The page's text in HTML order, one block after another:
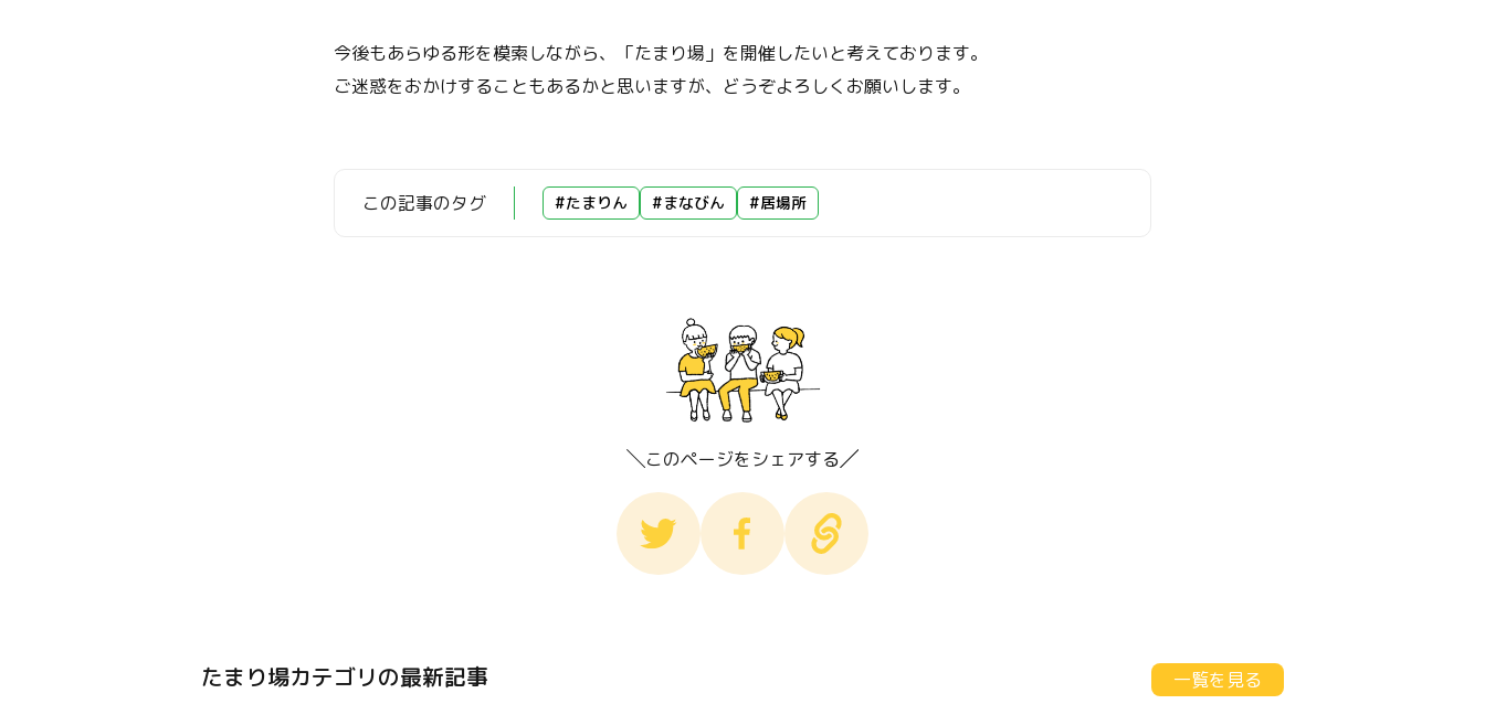
今後もあらゆる形を模索しながら、「たまり場」を開催したいと考えております。
ご迷惑をおかけすることもあるかと思いますが、どうぞよろしくお願いします。
この記事のタグ #たまりん #まなびん #居場所
このページをシェアする
たまり場カテゴリの最新記事 一覧を見る